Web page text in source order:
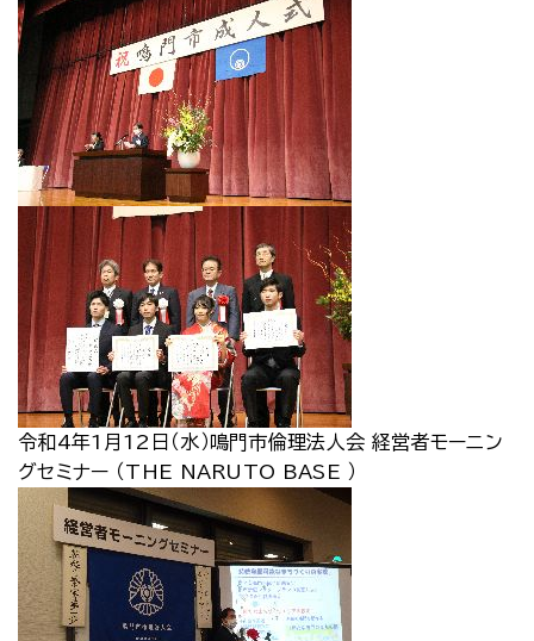
令和4年1月12日（水）鳴門市倫理法人会 経営者モーニン
グセミナー （THE NARUTO BASE ）